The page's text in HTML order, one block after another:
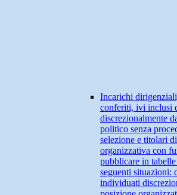
Incarichi
conferiti, ivi inclusi
discrezionalmente
politico senza
selezione e titolari
organizzativa con
pubblicare in
seguenti situazioni:
individuati